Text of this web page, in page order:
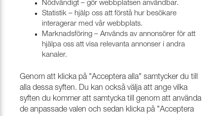
Nödvändigt – gör webbplatsen användbar.
Statistik – hjälp oss att förstå hur besökare
interagerar med vår webbplats.
Marknadsföring – Används av annonsörer för att
hjälpa oss att visa relevanta annonser i andra
kanaler.
Genom att klicka på "Acceptera alla" samtycker du till
alla dessa syften. Du kan också välja att ange vilka
syften du kommer att samtycka till genom att använda
de anpassade valen och sedan klicka på "Acceptera